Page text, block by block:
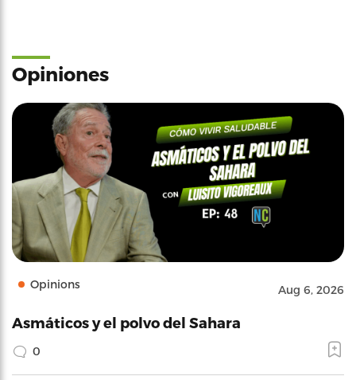
Opiniones
Opinions Aug 6, 2026
Asmáticos y el polvo del Sahara
0